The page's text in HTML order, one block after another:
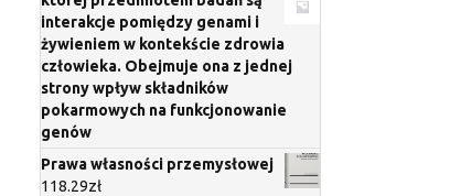
interakcje pomiędzy genami i
żywieniem w kontekście zdrowia
człowieka. Obejmuje ona z jednej
strony wpływ składników
pokarmowych na funkcjonowanie
genów
Prawa własności przemysłowej
118.29zł